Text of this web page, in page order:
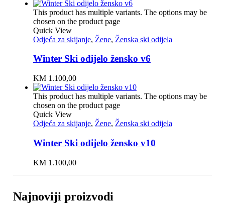
This product has multiple variants. The options may be
chosen on the product page
Quick View
Odjeća za skijanje, Žene, Ženska ski odijela
Winter Ski odijelo žensko v6
KM1.100,00
This product has multiple variants. The options may be
chosen on the product page
Quick View
Odjeća za skijanje, Žene, Ženska ski odijela
Winter Ski odijelo žensko v10
KM1.100,00
Najnoviji proizvodi